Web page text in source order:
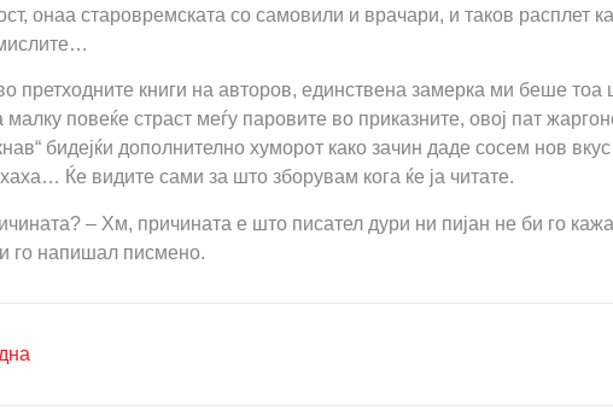
онаа старовремската со самовили и врачари, и таков расплет
претходните книги на авторов, единствена замерка ми беше
повеќе страст меѓу паровите во приказните, овој пат
бидејќи дополнително хуморот како зачин даде сосем нов
Ќе видите сами за што зборувам кога ќе ја читате.
– Хм, причината е што писател дури ни пијан не би го
го напишал писмено.